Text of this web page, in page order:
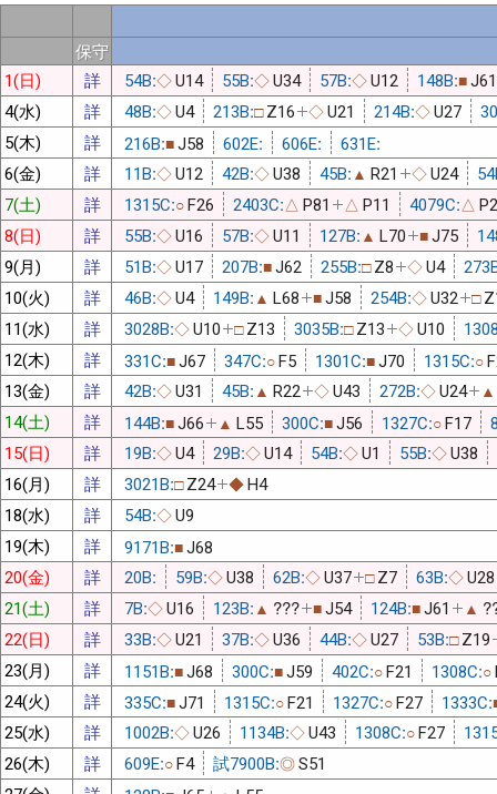
保守
1(日)
詳 54B:◇U14 55B:◇U34 57B:◇U12 148B:■J61
4(水)
詳 48B:◇U4 213B:□ Z16 ◇U21 214B:◇U27
5(木)
詳 216B:■J58 602E: 606E:
631E:
6(金)
詳 11B:◇U12 42B:◇U38 45B: ▲ R21 ◇U24
7(土)
詳 1315C:○F26 2403C:△ P81 △ P11 4079C:△
8(日)
詳 55B:◇U16 57B:◇U11 127B: ▲ L70 ■J75
9(月)
詳 51B:◇U17 207B:■J62 255B:□ Z8 ◇U4
10(火)
詳 46B:◇U4 149B: ▲ L68 ■J58 254B:◇U32 □
11(水)
詳 3028B:◇U10 □ Z13 3035B:□ Z13 ◇U10
12(木)
詳 331C:■J67 347C:○F5 1301C:■J70 1315C:○
13(金)
詳 42B:◇U31 45B: ▲ R22 ◇U43 272B:◇U24 ▲
14(土) 詳 144B:■J66 ▲ L55 300C:■J56 1327C:○F17
15(日)
詳 19B:◇U4 29B:◇U14 54B:◇U1 55B:◇U38
16(月)
詳 3021B:□ Z24 ◆H4
18(水)
詳 54B:◇U9
19(木)
詳 9171B:■J68
20(金)
詳 20B: 59B:◇U38 62B:◇U37 □ Z7 63B:◇U28
21(土)
詳 7B:◇U16 123B: ▲ ??? ■J54 124B:■J61 ▲
22(日)
詳 33B:◇U21 37B:◇U36 44B:◇U27 53B:□ Z19
23(月)
詳 1151B:■J68 300C:■J59 402C:○F21 1308C:○
24(火)
詳 335C:■J71 1315C:○F21 1327C:○F27 1333C:
25(水) 詳 1002B:◇U26 1134B:◇U43 1308C:○F27
26(木)
詳 609E:○F4 試7900B:◎S51